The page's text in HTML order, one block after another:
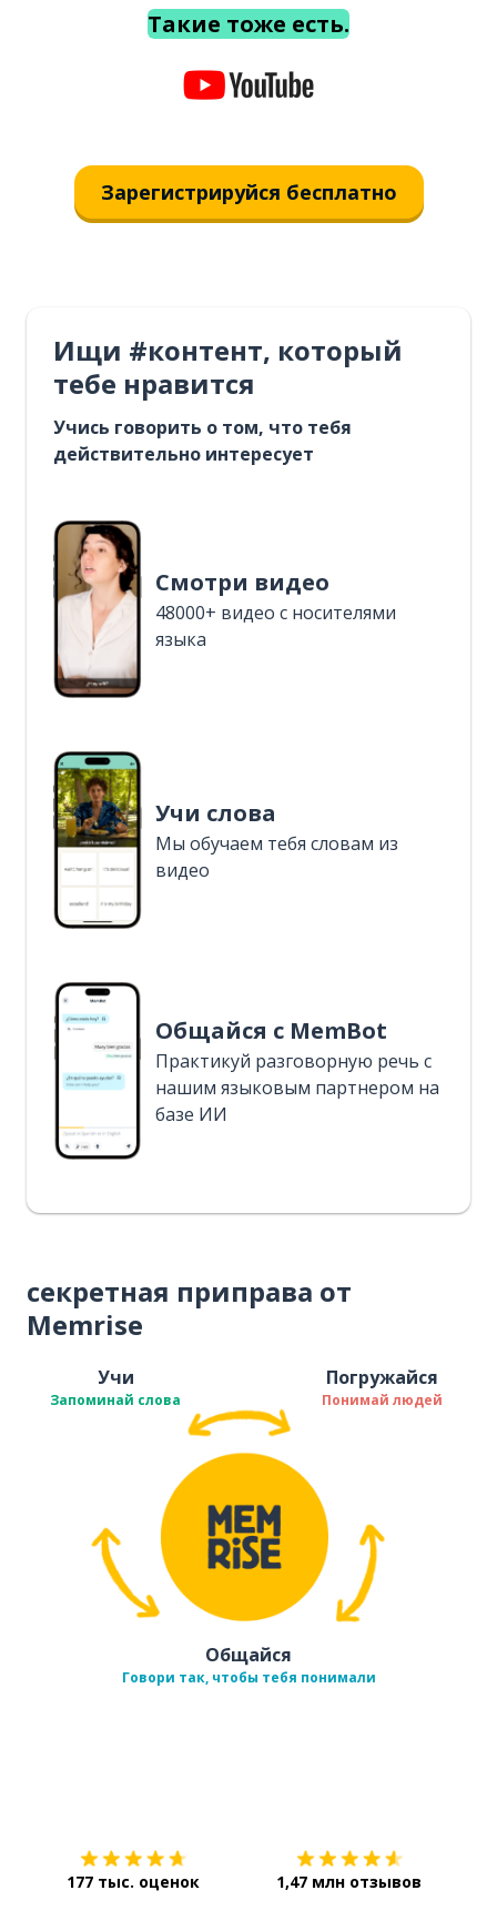
Такие тоже есть.
Зарегистрируйся бесплатно
Ищи #контент, который
тебе нравится
Учись говорить о том, что тебя
действительно интересует
Смотри видео
48000+ видео с носителями
языка
Учи слова
Мы обучаем тебя словам из
видео
Общайся с MemBot
Практикуй разговорную речь с
нашим языковым партнером на
базе ИИ
секретная приправа от
Memrise
Учи
Запоминай слова
Погружайся
Понимай людей
Общайся
Говори так, чтобы тебя понимали
177 тыс. оценок 1,47 млн отзывов